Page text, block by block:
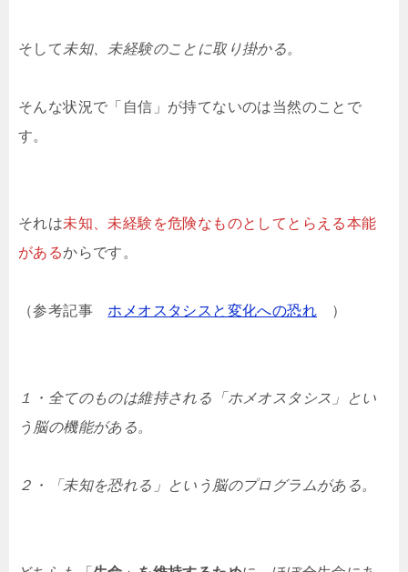
そして 未知、未経験のことに取り掛かる。
そんな状況で「自信」が持てないのは当然のことで
す。
それは未知、未経験を危険なものとしてとらえる本能
があるからです。
（参考記事 ホメオスタシスと変化への恐れ ）
１・全てのものは維持される「ホメオスタシス」とい
う脳の機能がある。
２・「未知を恐れる」という脳のプログラムがある。